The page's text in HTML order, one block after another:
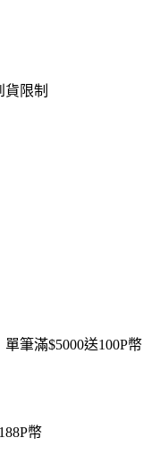
貨限制
單筆滿$5000送100P幣
幣